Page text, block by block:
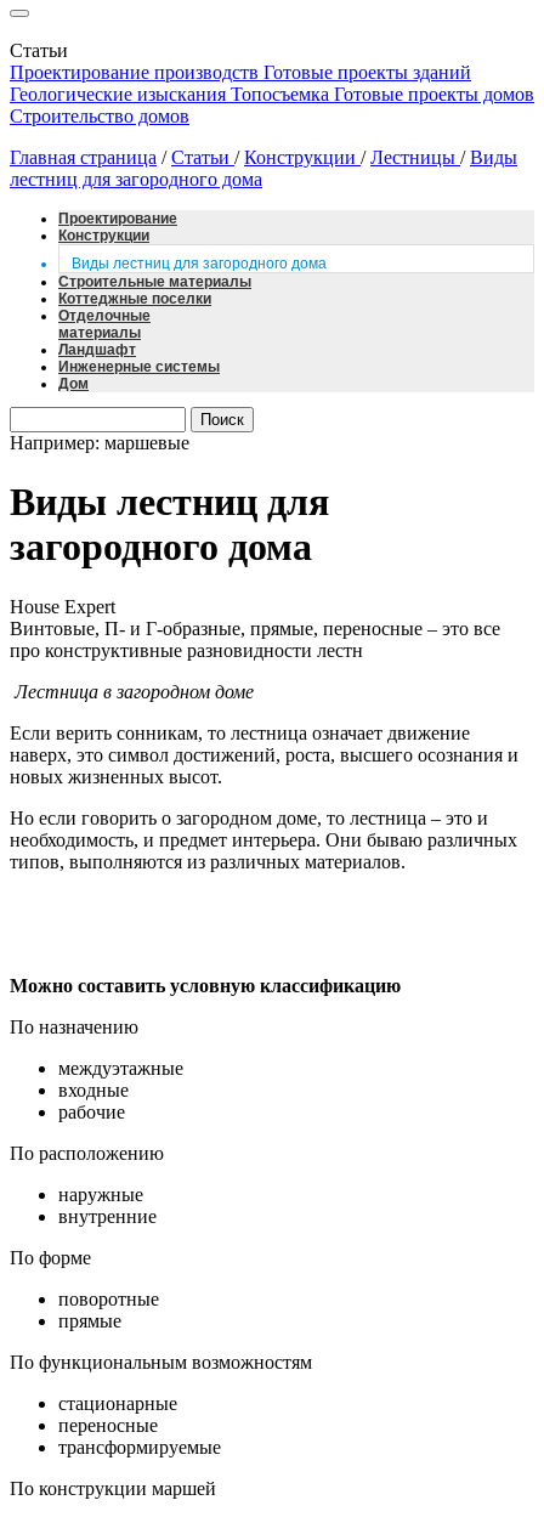
Статьи
Проектирование производств Готовые проекты зданий
Геологические изыскания Топосъемка Готовые проекты домов
Строительство домов
Главная страница / Статьи / Конструкции / Лестницы / Виды
лестниц для загородного дома
Проектирование
Конструкции
Виды лестниц для загородного дома
Строительные материалы
Коттеджные поселки
Отделочные
материалы
Ландшафт
Инженерные системы
Дом
Например: маршевые
Виды лестниц для
загородного дома
House Expert
Винтовые, П- и Г-образные, прямые, переносные – это все
про конструктивные разновидности лестн
Лестница в загородном доме
Если верить сонникам, то лестница означает движение
наверх, это символ достижений, роста, высшего осознания и
новых жизненных высот.
Но если говорить о загородном доме, то лестница – это и
необходимость, и предмет интерьера. Они бываю различных
типов, выполняются из различных материалов.
Можно составить условную классификацию
По назначению
междуэтажные
входные
рабочие
По расположению
наружные
внутренние
По форме
поворотные
прямые
По функциональным возможностям
стационарные
переносные
трансформируемые
По конструкции маршей